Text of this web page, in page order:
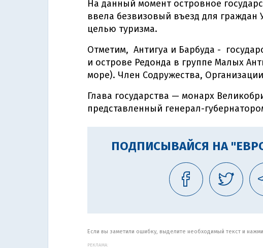
На данный момент островное
ввела безвизовый въезд для граждан
целью туризма.
Отметим, Антигуа и Барбуда -
и острове Редонда в группе Малых
море). Член Содружества,
Глава государства — монарх
представленный генерал-
ПОДПИСЫВАЙСЯ НА
Если вы заметили ошибку, выделите необходимый текст и
РЕКЛАМА: